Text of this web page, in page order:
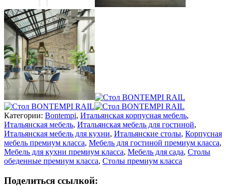
Категории: Bontempi, Итальянская корпусная мебель,
Итальянская мебель, Итальянская мебель для гостиной,
Итальянская мебель для кухни, Итальянские столы, Корпусная
мебель премиум класса, Мебель для гостиной премиум класса,
Мебель для кухни премиум класса, Мебель для сада, Столы
обеденные премиум класса, Столы премиум класса
Поделиться ссылкой: